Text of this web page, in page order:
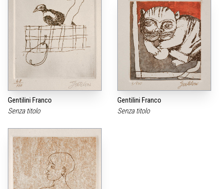
Gentilini Franco
Senza titolo
Gentilini Franco
Senza titolo